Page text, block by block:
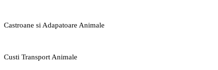
Castroane si Adapatoare Animale
Custi Transport Animale